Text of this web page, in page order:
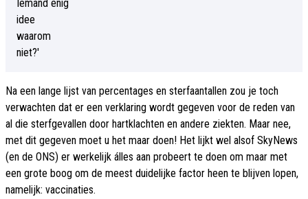
Na een lange lijst van percentages en sterfaantallen zou je toch
verwachten dat er een verklaring wordt gegeven voor de reden van
al die sterfgevallen door hartklachten en andere ziekten. Maar nee,
met dit gegeven moet u het maar doen! Het lijkt wel alsof SkyNews
(en de ONS) er werkelijk álles aan probeert te doen om maar met
een grote boog om de meest duidelijke factor heen te blijven lopen,
namelijk: vaccinaties.